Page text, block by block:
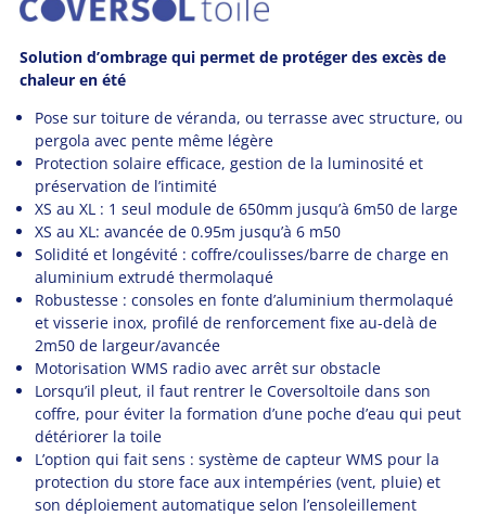
Solution d’ombrage qui permet de protéger des excès de
chaleur en été
Pose sur toiture de véranda, ou terrasse avec structure, ou
pergola avec pente même légère
Protection solaire efficace, gestion de la luminosité et
préservation de l’intimité
XS au XL : 1 seul module de 650mm jusqu’à 6m50 de large
XS au XL: avancée de 0.95m jusqu’à 6 m50
Solidité et longévité : coffre/coulisses/barre de charge en
aluminium extrudé thermolaqué
Robustesse : consoles en fonte d’aluminium thermolaqué
et visserie inox, profilé de renforcement fixe au-delà de
2m50 de largeur/avancée
Motorisation WMS radio avec arrêt sur obstacle
Lorsqu’il pleut, il faut rentrer le Coversoltoile dans son
coffre, pour éviter la formation d’une poche d’eau qui peut
détériorer la toile
L’option qui fait sens : système de capteur WMS pour la
protection du store face aux intempéries (vent, pluie) et
son déploiement automatique selon l’ensoleillement